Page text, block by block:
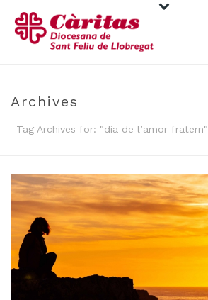
Archives
Tag Archives for: "dia de l’amor fratern"